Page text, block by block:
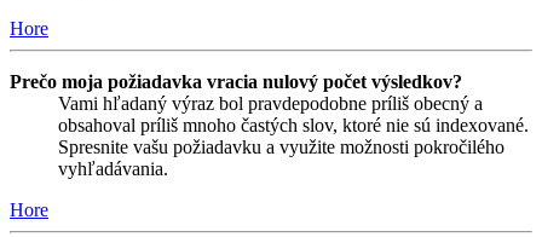
Hore
Prečo moja požiadavka vracia nulový počet výsledkov?
Vami hľadaný výraz bol pravdepodobne príliš obecný a
obsahoval príliš mnoho častých slov, ktoré nie sú indexované.
Spresnite vašu požiadavku a využite možnosti pokročilého
vyhľadávania.
Hore